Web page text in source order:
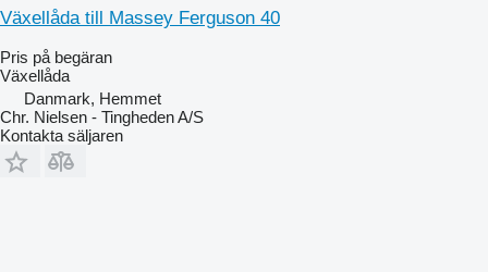
Växellåda till Massey Ferguson 40
Pris på begäran
Växellåda
Danmark, Hemmet
Chr. Nielsen - Tingheden A/S
Kontakta säljaren